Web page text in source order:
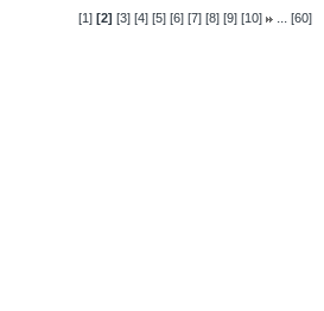
[1] [2] [3] [4] [5] [6] [7] [8] [9] [10] ... [60]